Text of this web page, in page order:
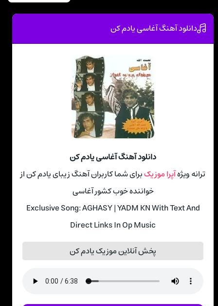
دانلود آهنگ آغاسی یادم کن
دانلود آهنگ آغاسی یادم کن
ترانه ویژهآپرا موزیکبرای شما کاربران آهنگ زیبای یادم کن از
خواننده خوب کشور آغاسی
Exclusive Song: AGHASY | YADM KN With Text And
Direct Links In Op Music
پخش آنلاین موزیک یادم کن